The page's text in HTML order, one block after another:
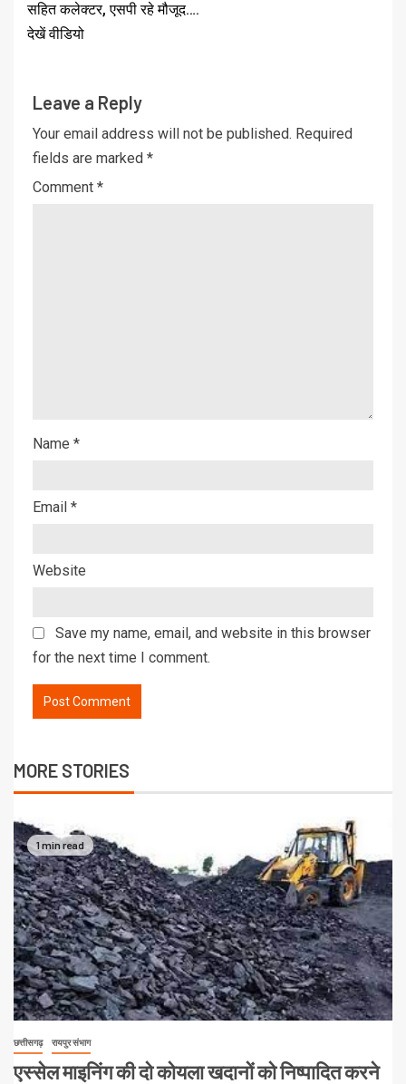
सहित कलेक्टर, एसपी रहे मौजूद….
देखें वीडियो
Leave a Reply
Your email address will not be published. Required
fields are marked *
Comment *
Name *
Email *
Website
Save my name, email, and website in this browser
for the next time I comment.
MORE STORIES
1 min read
छत्तीसगढ़ रायपुर संभाग
एस्सेल माइनिंग की दो कोयला खदानों को निष्पादित करने